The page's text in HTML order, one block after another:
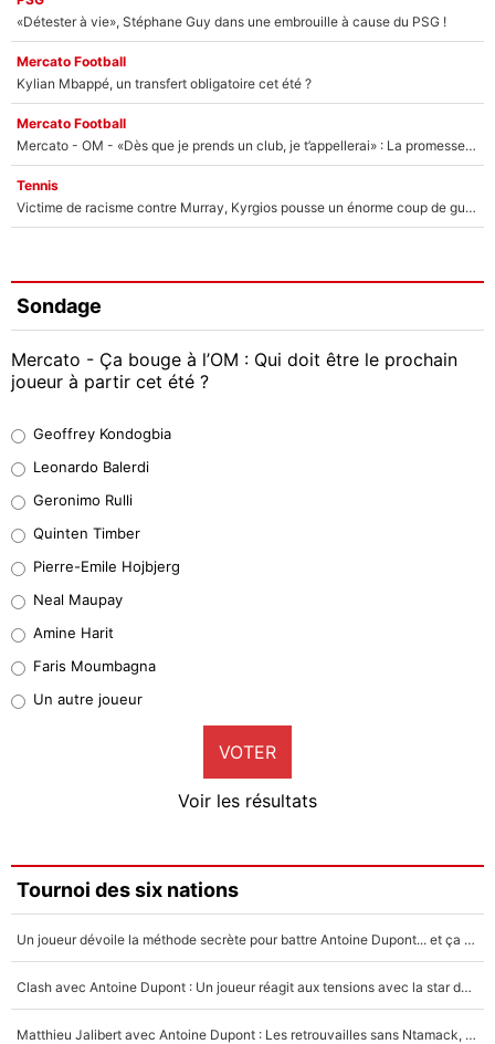
«Détester à vie», Stéphane Guy dans une embrouille à cause du PSG !
Mercato Football
Kylian Mbappé, un transfert obligatoire cet été ?
Mercato Football
Mercato - OM - «Dès que je prends un club, je t’appellerai» : La promesse de Marcelino au moment de claquer la porte
Tennis
Victime de racisme contre Murray, Kyrgios pousse un énorme coup de gueule !
Sondage
Mercato - Ça bouge à l’OM : Qui doit être le prochain
joueur à partir cet été ?
38%
32%
5%
1%
9%
Faris Moumbagna
4%
Un autre joueur
5%
Geoffrey Kondogbia
Leonardo Balerdi
Geronimo Rulli
Quinten Timber
Pierre-Emile Hojbjerg
Neal Maupay
Amine Harit
Faris Moumbagna
Un autre joueur
VOTER
Voir les résultats
Tournoi des six nations
Un joueur dévoile la méthode secrète pour battre Antoine Dupont... et ça marche !
Clash avec Antoine Dupont : Un joueur réagit aux tensions avec la star du XV de France !
Matthieu Jalibert avec Antoine Dupont : Les retrouvailles sans Ntamack, «il y a eu des discussions»